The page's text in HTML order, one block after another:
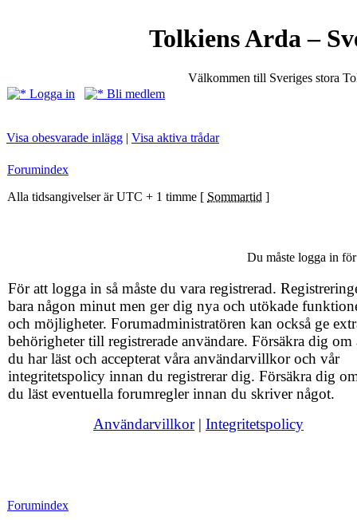
Tolkiens Arda –
Välkommen till Sveriges stora
Logga in
Bli medlem
Visa obesvarade inlägg | Visa aktiva trådar
Forumindex
Alla tidsangivelser är UTC + 1 timme [ Sommartid ]
Du måste logga in
För att logga in så måste du vara registrerad.
bara någon minut men ger dig nya och utökade
och möjligheter. Forumadministratören kan också ge
behörigheter till registrerade användare. Försäkra dig om
du har läst och accepterat våra användarvillkor och vår
integritetspolicy innan du registrerar dig. Försäkra dig
du läst eventuella forumregler innan du skriver något.
Användarvillkor| Integritetspolicy
Forumindex